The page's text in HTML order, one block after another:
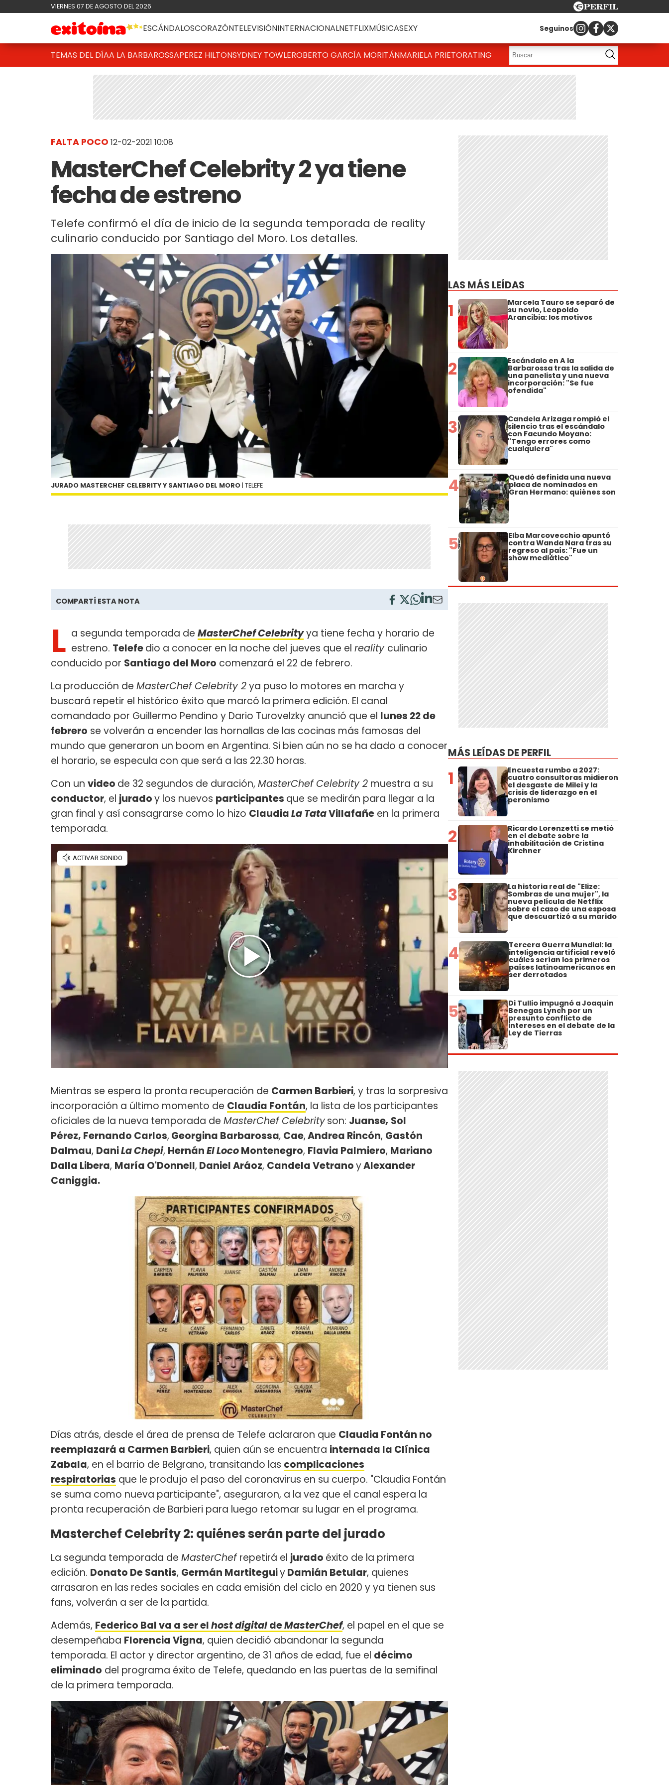
VIERNES 07 DE AGOSTO DEL 2026
ESCÁNDALOSCORAZÓNTELEVISIÓNINTERNACIONALNETFLIXMÚSICASEXY Seguinos
TEMAS DEL DÍAA LA BARBAROSSAPEREZ HILTONSYDNEY TOWLEROBERTO GARCÍA MORITÁNMARIELA PRIETORATING
FALTA POCO 12-02-2021 10:08
MasterChef Celebrity 2 ya tiene
fecha de estreno
Telefe confirmó el día de inicio de la segunda temporada de reality
culinario conducido por Santiago del Moro. Los detalles.
JURADO MASTERCHEF CELEBRITY Y SANTIAGO DEL MORO | TELEFE
COMPARTÍ ESTA NOTA
L a segunda temporada de MasterChef Celebrityya tiene fecha y horario de
estreno. Telefedio a conocer en la noche del jueves que el reality culinario
conducido por Santiago del Moro comenzará el 22 de febrero.
La producción de MasterChef Celebrity 2ya puso lo motores en marcha y
buscará repetir el histórico éxito que marcó la primera edición. El canal
comandado por Guillermo Pendino y Dario Turovelzky anunció que el lunes 22 de
febrero se volverán a encender las hornallas de las cocinas más famosas del
mundo que generaron un boom en Argentina. Si bien aún no se ha dado a conocer
el horario, se especula con que será a las 22.30 horas.
Con un video de 32 segundos de duración, MasterChef Celebrity 2 muestra a su
conductor, el juradoy los nuevos participantes que se medirán para llegar a la
gran final y así consagrarse como lo hizo ClaudiaLa TataVillafañe en la primera
temporada.
Mientras se espera la pronta recuperación de Carmen Barbieri, y tras la sorpresiva
incorporación a último momento de Claudia Fontán, la lista de los participantes
oficiales de la nueva temporada de MasterChef Celebrityson: Juanse, Sol
Pérez, Fernando Carlos, Georgina Barbarossa, Cae,Andrea Rincón, Gastón
Dalmau, DaniLa Chepi, HernánEl LocoMontenegro, Flavia Palmiero, Mariano
Dalla Libera, María O'Donnell, Daniel Aráoz, Candela VetranoyAlexander
Caniggia.
Días atrás, desde el área de prensa de Telefe aclararon que Claudia Fontán no
reemplazará a Carmen Barbieri, quien aún se encuentra internada la Clínica
Zabala, en el barrio de Belgrano, transitando las complicaciones
respiratorias que le produjo el paso del coronavirus en su cuerpo. "Claudia Fontán
se suma como nueva participante", aseguraron, a la vez que el canal espera la
pronta recuperación de Barbieri para luego retomar su lugar en el programa.
Masterchef Celebrity 2: quiénes serán parte del jurado
La segunda temporada de MasterChefrepetirá el jurado éxito de la primera
edición. Donato De Santis, Germán MartiteguiyDamián Betular, quienes
arrasaron en las redes sociales en cada emisión del ciclo en 2020 y ya tienen sus
fans, volverán a ser de la partida.
Además, Federico Bal va a ser elhost digitaldeMasterChef, el papel en el que se
desempeñaba Florencia Vigna, quien decidió abandonar la segunda
temporada. El actor y director argentino, de 31 años de edad, fue el décimo
eliminado del programa éxito de Telefe, quedando en las puertas de la semifinal
de la primera temporada.
LAS MÁS LEÍDAS
1 Marcela Tauro se separó de
su novio, Leopoldo
Arancibia: los motivos
2 Escándalo en A la
Barbarossa tras la salida de
una panelista y una nueva
incorporación: "Se fue
ofendida"
3 Candela Arizaga rompió el
silencio tras el escándalo
con Facundo Moyano:
"Tengo errores como
cualquiera"
4 Quedó definida una nueva
placa de nominados en
Gran Hermano: quiénes son
5 Elba Marcovecchio apuntó
contra Wanda Nara tras su
regreso al país: "Fue un
show mediático"
MÁS LEÍDAS DE PERFIL
1 Encuesta rumbo a 2027:
cuatro consultoras midieron
el desgaste de Milei y la
crisis de liderazgo en el
peronismo
2 Ricardo Lorenzetti se metió
en el debate sobre la
inhabilitación de Cristina
Kirchner
3 La historia real de "Elize:
Sombras de una mujer", la
nueva película de Netflix
sobre el caso de una esposa
que descuartizó a su marido
4 Tercera Guerra Mundial: la
inteligencia artificial reveló
cuáles serían los primeros
países latinoamericanos en
ser derrotados
5 Di Tullio impugnó a Joaquín
Benegas Lynch por un
presunto conflicto de
intereses en el debate de la
Ley de Tierras